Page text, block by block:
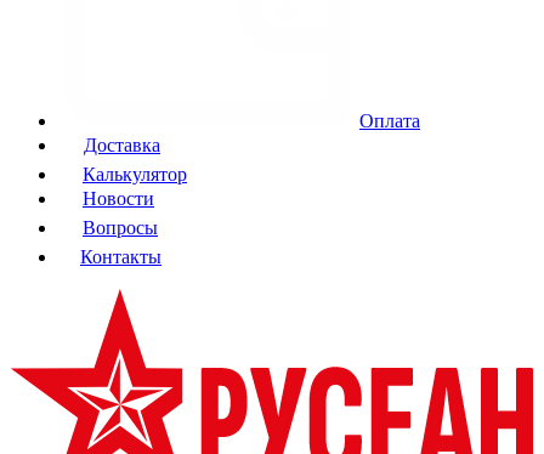
Оплата
Доставка
Калькулятор
Новости
Вопросы
Контакты